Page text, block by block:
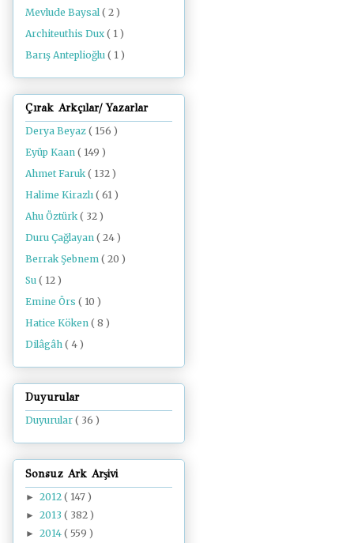
Mevlude Baysal ( 2 )
Architeuthis Dux ( 1 )
Barış Anteplioğlu ( 1 )
Çırak Arkçılar/ Yazarlar
Derya Beyaz ( 156 )
Eyüp Kaan ( 149 )
Ahmet Faruk ( 132 )
Halime Kirazlı ( 61 )
Ahu Öztürk ( 32 )
Duru Çağlayan ( 24 )
Berrak Şebnem ( 20 )
Su ( 12 )
Emine Örs ( 10 )
Hatice Köken ( 8 )
Dilâgâh ( 4 )
Duyurular
Duyurular ( 36 )
Sonsuz Ark Arşivi
► 2012 ( 147 )
► 2013 ( 382 )
► 2014 ( 559 )